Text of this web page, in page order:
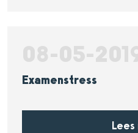
Examenstress
Lees